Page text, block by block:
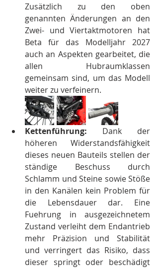
Zusätzlich zu den oben
genannten Änderungen an den
Zwei- und Viertaktmotoren hat
Beta für das Modelljahr 2027
auch an Aspekten gearbeitet, die
allen Hubraumklassen
gemeinsam sind, um das Modell
weiter zu verfeinern.
Kettenführung: Dank der
höheren Widerstandsfähigkeit
dieses neuen Bauteils stellen der
ständige Beschuss durch
Schlamm und Steine sowie Stöße
in den Kanälen kein Problem für
die Lebensdauer dar. Eine
Fuehrung in ausgezeichnetem
Zustand verleiht dem Endantrieb
mehr Präzision und Stabilität
und verringert das Risiko, dass
dieser springt oder beschädigt